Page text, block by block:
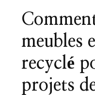
meubles
recyclé
projets